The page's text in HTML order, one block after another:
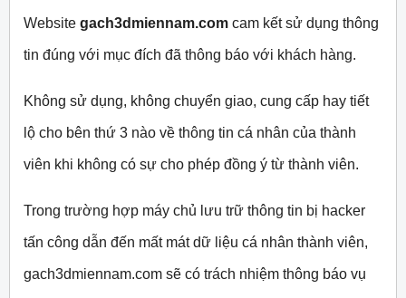
Website gach3dmiennam.com cam kết sử dụng thông
tin đúng với mục đích đã thông báo với khách hàng.
Không sử dụng, không chuyển giao, cung cấp hay tiết
lộ cho bên thứ 3 nào về thông tin cá nhân của thành
viên khi không có sự cho phép đồng ý từ thành viên.
Trong trường hợp máy chủ lưu trữ thông tin bị hacker
tấn công dẫn đến mất mát dữ liệu cá nhân thành viên,
gach3dmiennam.com sẽ có trách nhiệm thông báo vụ